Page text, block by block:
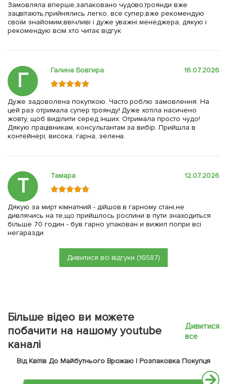
Замовляла вперше,запаковано чудово,троянди вже
зацвітають,прийнялись легко, все супер,вже рекомендую
своїм знайомим,ввічливі і дуже уважні менеджера, дякую і
рекомендую всім хто читає відгук
Г Галина Бовгира 16.07.2026
Дуже задоволена покупкою. Часто роблю замовлення. На
цей раз отримала супер троянду! Дуже хотіла насичено
жовту, щоб виділити серед інших. Отримала просто чудо!
Дякую працівникам, консультантам за вибір. Прийшла в
контейнері, висока, гарна, зелена.
Т Тамара 12.07.2026
Дякую за мирт кімнатний - дійшов в гарному стані,не
дивлячись на те,що прийшлось рослини в пути знаходиться
більше 70 годин - був гарно упакован и вижил попри всі
негаразди
Дивитися всі відгуки (16587)
Більше відео ви можете
побачити на нашому youtube
каналі
Дивитися
все
Від Квітів До Майбутнього Врожаю | Розпаковка Покупця